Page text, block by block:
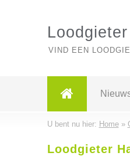
Loodgieter
VIND EEN
U bent nu hier: Home»
Loodgieter